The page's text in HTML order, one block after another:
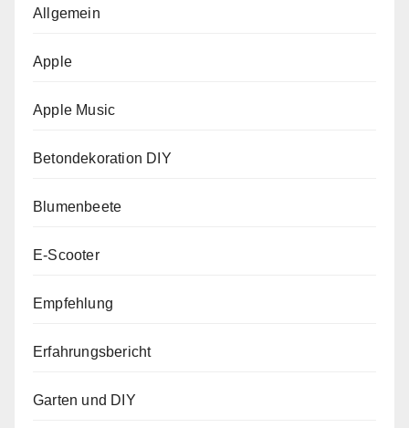
Allgemein
Apple
Apple Music
Betondekoration DIY
Blumenbeete
E-Scooter
Empfehlung
Erfahrungsbericht
Garten und DIY